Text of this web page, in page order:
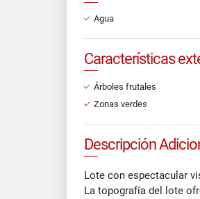
Agua
Características
Árboles frutales
Zonas verdes
Descripción
Lote con espectacular
La topografía del lote